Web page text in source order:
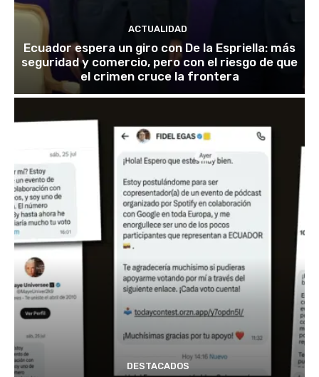
ACTUALIDAD
Ecuador espera un giro con De la Espriella: más
seguridad y comercio, pero con el riesgo de que
el crimen cruce la frontera
DESTACADOS